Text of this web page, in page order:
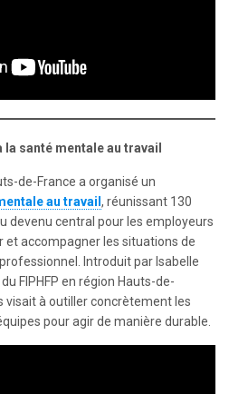
la santé mentale au travail
de-France a organisé un
au travail , réunissant 130
devenu central pour les employeurs
et accompagner les situations de
Introduit par Isabelle
FIPHFP en région Hauts-de-
visait à outiller concrètement les
pour agir de manière durable.